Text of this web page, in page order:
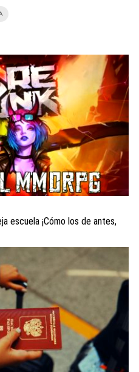
escuela ¡Cómo los de antes,